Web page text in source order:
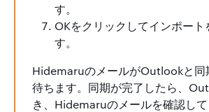
す。
OKをクリックしてインポート
す。
HidemaruのメールがOutlookと同
待ちます。同期が完了したら、
き、Hidemaruのメールを確認して